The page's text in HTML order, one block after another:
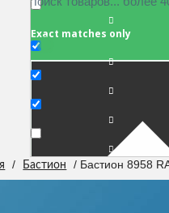
Exact matches only
/ Бастион / Бастион 8958